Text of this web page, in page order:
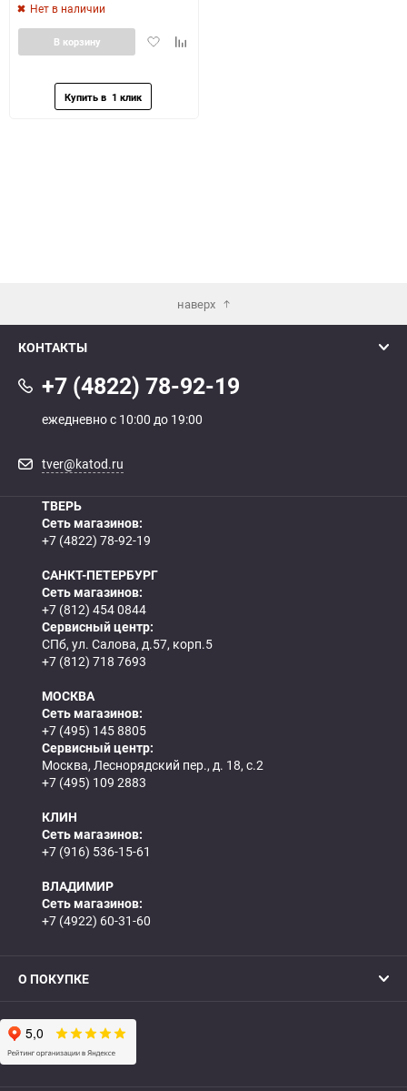
Нет в наличии
ДобавитьДобавить
В корзину
наверх
КОНТАКТЫ
+7 (4822) 78-92-19
ежедневно с 10:00 до 19:00
tver@katod.ru
ТВЕРЬ
Сеть магазинов:
+7 (4822) 78-92-19
САНКТ-ПЕТЕРБУРГ
Сеть магазинов:
+7 (812) 454 0844
Сервисный центр:
СПб, ул. Салова, д.57, корп.5
+7 (812) 718 7693
МОСКВА
Сеть магазинов:
+7 (495) 145 8805
Сервисный центр:
Москва, Леснорядский пер., д. 18, с.2
+7 (495) 109 2883
КЛИН
Сеть магазинов:
+7 (916) 536-15-61
ВЛАДИМИР
Сеть магазинов:
+7 (4922) 60-31-60
О ПОКУПКЕ